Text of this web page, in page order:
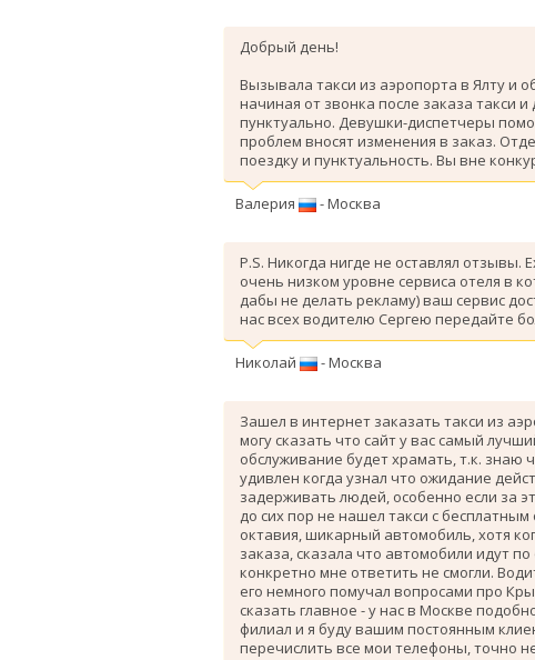
Добрый день!
Вызывала такси из аэропорта в Ялту и
начиная от звонка после заказа такси
пунктуально. Девушки-диспетчеры
проблем вносят изменения в заказ.
поездку и пунктуальность. Вы вне
Валерия - Москва
P.S. Никогда нигде не оставлял
очень низком уровне сервиса отеля в
дабы не делать рекламу) ваш сервис
нас всех водителю Сергею передайте
Николай - Москва
Зашел в интернет заказать такси из
могу сказать что сайт у вас самый
обслуживание будет храмать, т.к. знаю
удивлен когда узнал что ожидание
задерживать людей, особенно если за
до сих пор не нашел такси с
октавия, шикарный автомобиль, хотя
заказа, сказала что автомобили идут
конкретно мне ответить не смогли.
его немного помучал вопросами про
сказать главное - у нас в Москве
филиал и я буду вашим постоянным
перечислить все мои телефоны, точно